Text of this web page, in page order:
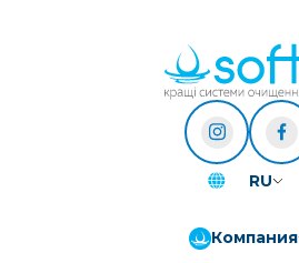
RU
Компания